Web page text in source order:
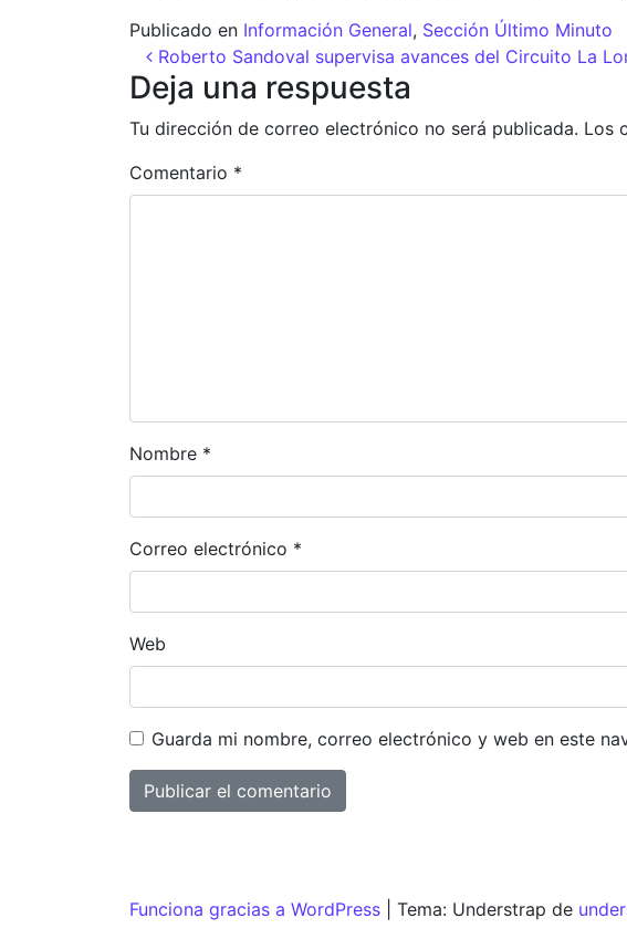
Publicado en Información General, Sección Último Minuto
Navegación de entradas
Roberto Sandoval supervisa avances del Circuito La
Deja una respuesta
Tu dirección de correo electrónico no será publicada. Los
Comentario *
Nombre *
Correo electrónico *
Web
Guarda mi nombre, correo electrónico y web en este
Funciona gracias a WordPress Tema: Understrap de